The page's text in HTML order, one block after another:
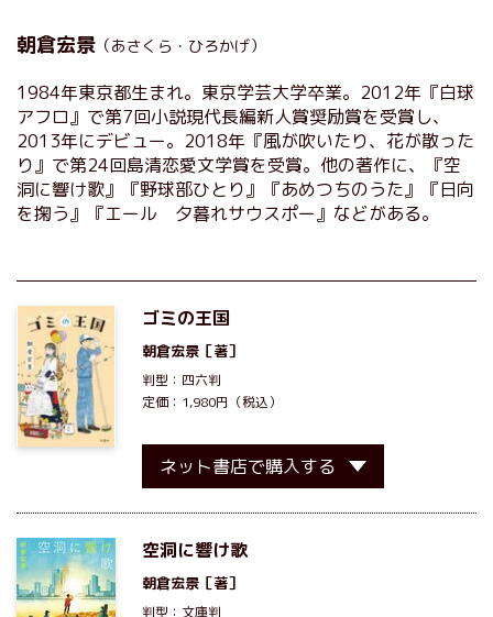
朝倉宏景 （あさくら・ひろかげ）
1984年東京都生まれ。東京学芸大学卒業。2012年『白球
アフロ』で第7回小説現代長編新人賞奨励賞を受賞し、
2013年にデビュー。2018年『風が吹いたり、花が散った
り』で第24回島清恋愛文学賞を受賞。他の著作に、『空
洞に響け歌』『野球部ひとり』『あめつちのうた』『日向
を掬う』『エール 夕暮れサウスポー』などがある。
ゴミの王国
朝倉宏景 ［著］
判型：四六判
定価：1,980円（税込）
ネット書店で購入する
空洞に響け歌
朝倉宏景 ［著］
判型：文庫判